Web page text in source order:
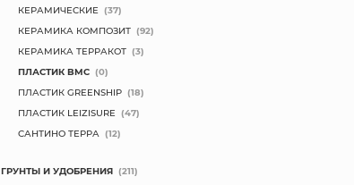
КЕРАМИЧЕСКИЕ (37)
КЕРАМИКА КОМПОЗИТ (92)
КЕРАМИКА ТЕРРАКОТ (3)
ПЛАСТИК BMC (0)
ПЛАСТИК GREENSHIP (18)
ПЛАСТИК LEIZISURE (47)
САНТИНО ТЕРРА (12)
ГРУНТЫ И УДОБРЕНИЯ (211)